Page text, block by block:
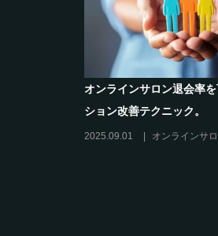
企業がオンラインサロン
オンラインサロンの運営
士業向け
益化の秘訣
2025.06.08